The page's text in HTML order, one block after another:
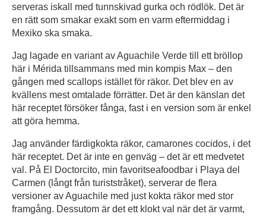
serveras iskall med tunnskivad gurka och rödlök. Det är
en rätt som smakar exakt som en varm eftermiddag i
Mexiko ska smaka.
Jag lagade en variant av Aguachile Verde till ett bröllop
här i Mérida tillsammans med min kompis Max – den
gången med scallops istället för räkor. Det blev en av
kvällens mest omtalade förrätter. Det är den känslan det
här receptet försöker fånga, fast i en version som är enkel
att göra hemma.
Jag använder färdigkokta räkor, camarones cocidos, i det
här receptet. Det är inte en genväg – det är ett medvetet
val. På El Doctorcito, min favoritseafoodbar i Playa del
Carmen (långt från turiststråket), serverar de flera
versioner av Aguachile med just kokta räkor med stor
framgång. Dessutom är det ett klokt val när det är varmt,